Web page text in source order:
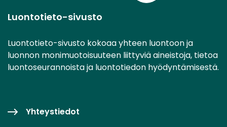
Luontotieto-sivusto
Luontotieto-sivusto kokoaa yhteen luontoon ja
luonnon monimuotoisuuteen liittyviä aineistoja, tietoa
luontoseurannoista ja luontotiedon hyödyntämisestä.
Yhteystiedot